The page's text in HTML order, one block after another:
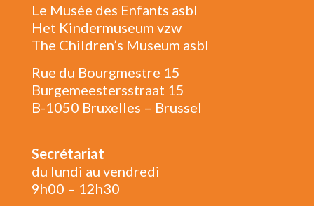
Le Musée des Enfants asbl
Het Kindermuseum vzw
The Children’s Museum asbl
Rue du Bourgmestre 15
Burgemeestersstraat 15
B-1050 Bruxelles – Brussel
Secrétariat
du lundi au vendredi
9h00 – 12h30